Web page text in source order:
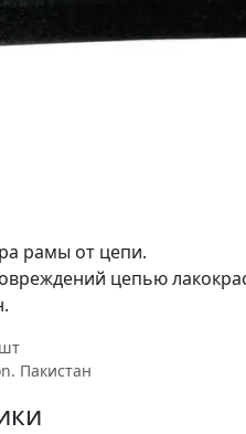
рамы от цепи.
цепью
Пакистан